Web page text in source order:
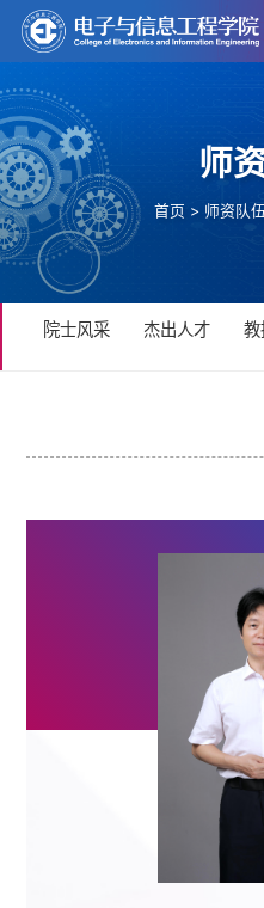
师
首页 > 师资队伍
院士风采 杰出人才 教